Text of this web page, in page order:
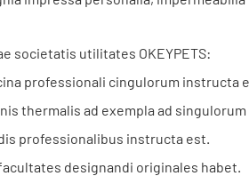
societatis utilitates OKEYPETS:
professionali cingulorum instructa
thermalis ad exempla ad
professionalibus instructa est.
designandi originales habet.